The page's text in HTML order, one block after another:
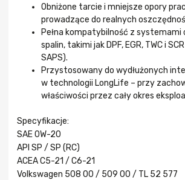
Obniżone tarcie i mniejsze opory
prowadzące do realnych
Pełna kompatybilność z
spalin, takimi jak DPF, EGR, TWC i
SAPS).
Przystosowany do wydłużonych
w technologii LongLife – przy
właściwości przez cały okres
Specyfikacje:
SAE 0W-20
API SP / SP (RC)
ACEA C5-21 / C6-21
Volkswagen 508 00 / 509 00 / TL 52 577